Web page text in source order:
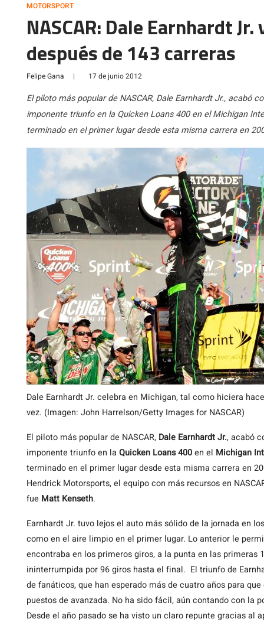
MOTORSPORT
NASCAR: Dale Earnhardt
después de 143 carreras
Felipe Gana | 17 de junio 2012
El piloto más popular de NASCAR, Dale Earnhardt Jr., acabó
imponente triunfo en la Quicken Loans 400 en el Michigan
terminado en el primer lugar desde esta misma carrera en
Dale Earnhardt Jr. celebra en Michigan, tal como hiciera
vez. (Imagen: John Harrelson/Getty Images for NASCAR)
El piloto más popular de NASCAR, Dale Earnhardt Jr., acabó
imponente triunfo en la Quicken Loans 400en el Michigan
terminado en el primer lugar desde esta misma carrera en
Hendrick Motorsports, el equipo con más recursos en
fue Matt Kenseth.
Earnhardt Jr. tuvo lejos el auto más sólido de la jornada en
como en el aire limpio en el primer lugar. Lo anterior le
encontraba en los primeros giros, a la punta en las primeras
ininterrumpida por 96 giros hasta el final. El triunfo de
de fanáticos, que han esperado más de cuatro años para
puestos de avanzada. No ha sido fácil, aún contando con la
Desde el año pasado se ha visto un claro repunte gracias al